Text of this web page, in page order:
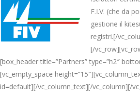
F.I.V. (che da
gestione il
registri.[/
[/
[box_header title=”Partners” type=”h2″
[vc_empty_space
id=default][/vc_column_text][/vc_column][/